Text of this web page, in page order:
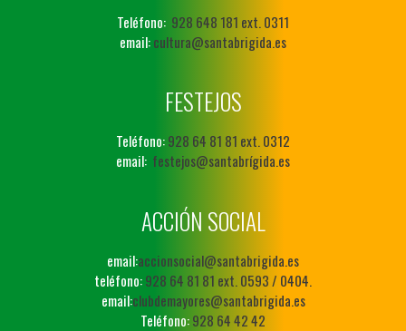
Teléfono: 928 648 181 ext. 0311
email:cultura@santabrigida.es
FESTEJOS
Teléfono:928 64 81 81 ext. 0312
email: festejos@santabrígida.es
ACCIÓN SOCIAL
email:accionsocial@santabrigida.es
teléfono:928 64 81 81 ext. 0593 / 0404.
email:clubdemayores@santabrigida.es
Teléfono:928 64 42 42